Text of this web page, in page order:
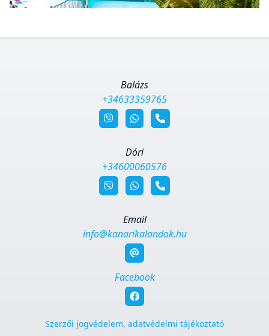
Balázs
+34633359765
Email
info@kanarikalandok.hu
Facebook
Dóri
+34600060576
Szerzői jogvédelem, adatvédelmi tájékoztató